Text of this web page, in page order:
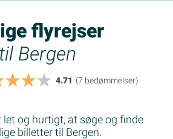
flyrejser
til Bergen
4.71 (7 bedømmelser)
let og hurtigt, at søge og finde
billetter til Bergen.